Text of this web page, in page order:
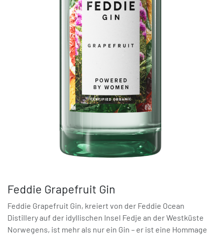
Feddie Grapefruit Gin
Feddie Grapefruit Gin, kreiert von der Feddie Ocean
Distillery auf der idyllischen Insel Fedje an der Westküste
Norwegens, ist mehr als nur ein Gin – er ist eine Hommage